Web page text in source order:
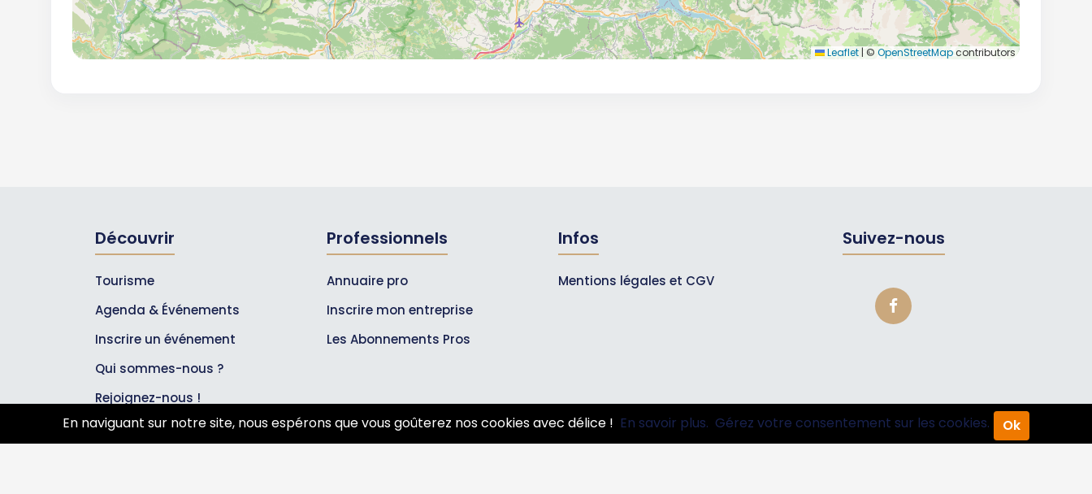
Leaflet | © OpenStreetMapcontributors
Découvrir
Tourisme
Agenda & Événements
Inscrire un événement
Qui sommes-nous ?
Rejoignez-nous !
Partenaires
Professionnels
Annuaire pro
Inscrire mon entreprise
Les Abonnements Pros
Infos
Mentions légales et CGV
Suivez-nous
En naviguant sur notre site, nous espérons que vous goûterez nos cookies avec délice ! En savoir plus. Gérez votre consentement sur les cookies. Ok